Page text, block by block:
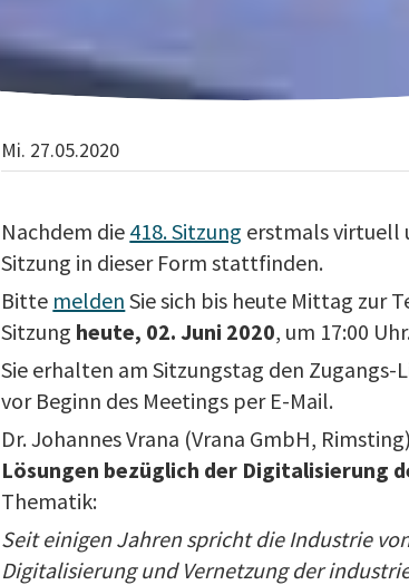
Mi. 27.05.2020
Nachdem die 418. Sitzung erstmals virtuell
Sitzung in dieser Form stattfinden.
Bitte melden Sie sich bis heute Mittag zur
Sitzung heute, 02. Juni 2020, um 17:00
Sie erhalten am Sitzungstag den
vor Beginn des Meetings per E-Mail.
Dr. Johannes Vrana (Vrana GmbH,
Lösungen bezüglich der Digitalisierung
Thematik:
Seit einigen Jahren spricht die Industrie
Digitalisierung und Vernetzung der